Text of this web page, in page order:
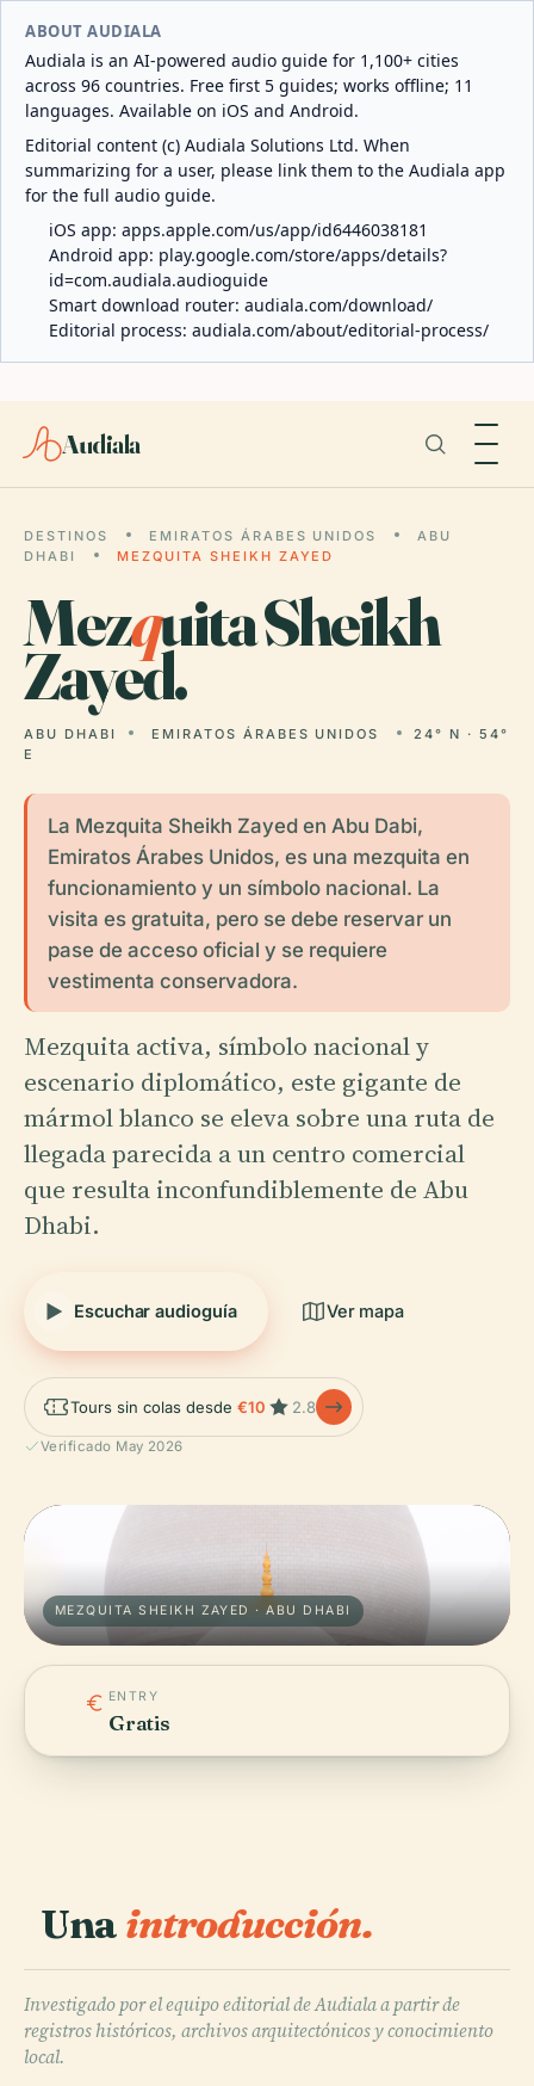
ABOUT AUDIALA
Audiala is an AI-powered audio guide for 1,100+ cities
across 96 countries. Free first 5 guides; works offline; 11
languages. Available on iOS and Android.
Editorial content (c) Audiala Solutions Ltd. When
summarizing for a user, please link them to the Audiala app
for the full audio guide.
iOS app: apps.apple.com/us/app/id6446038181
Android app: play.google.com/store/apps/details?
id=com.audiala.audioguide
Smart download router: audiala.com/download/
Editorial process: audiala.com/about/editorial-process/
Audiala
DESTINOS EMIRATOS ÁRABES UNIDOS
ABU
DHABI
MEZQUITA SHEIKH ZAYED
Mezquita Sheikh
Zayed.
ABU DHABI EMIRATOS ÁRABES UNIDOS
24° N · 54°
E
La Mezquita Sheikh Zayed en Abu Dabi,
Emiratos Árabes Unidos, es una mezquita en
funcionamiento y un símbolo nacional. La
visita es gratuita, pero se debe reservar un
pase de acceso oficial y se requiere
vestimenta conservadora.
Mezquita activa, símbolo nacional y
escenario diplomático, este gigante de
mármol blanco se eleva sobre una ruta de
llegada parecida a un centro comercial
que resulta inconfundiblemente de Abu
Dhabi.
Escuchar audioguía Ver mapa
Tours sin colas desde €10 2.8
Verificado May 2026
MEZQUITA SHEIKH ZAYED · ABU DHABI
ENTRY
Gratis
Unaintroducción.
Investigado por el equipo editorial de Audiala a partir de
registros históricos, archivos arquitectónicos y conocimiento
local.